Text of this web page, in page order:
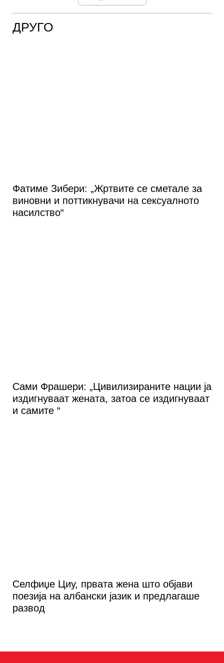
ДРУГО
Фатиме Зибери: „Жртвите се сметале за
виновни и поттикнувачи на сексуалното
насилство“
Сами Фрашери: „Цивилизираните нации ја
издигнуваат жената, затоа се издигнуваат
и самите “
Селфиџе Циу, првата жена што објави
поезија на албански јазик и предлагаше
развод